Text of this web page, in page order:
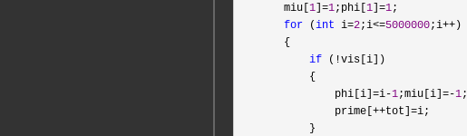
    miu[
1]=1;phi[1]=1;
for (int i=2;i<=5000000;i++)
    {
if (!vis[i])
        {
            phi[i]
=i-1;miu[i]=-1;
            prime[
++tot]=i;
        }